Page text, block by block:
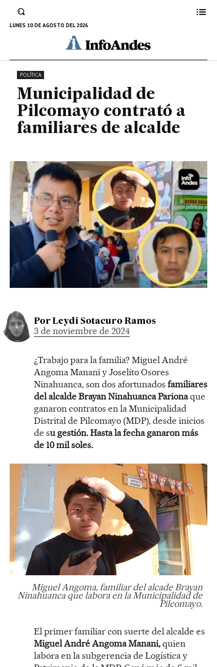
LUNES 10 DE AGOSTO DEL 2026
contrató a familiares de alcalde
3 DE NOVIEMBRE DE 2024
POLÍTICA
Municipalidad de
Pilcomayo contrató a
familiares de alcalde
Por Leydi Sotacuro Ramos
3 de noviembre de 2024
¿Trabajo para la familia? Miguel André
Angoma Manani y Joselito Osores
Ninahuanca, son dos afortunados familiares
del alcalde Brayan Ninahuanca Parionaque
ganaron contratos en la Municipalidad
Distrital de Pilcomayo (MDP), desde inicios
de su gestión. Hasta la fecha ganaron más
de 10 mil soles.
Miguel Angoma, familiar del alcade Brayan
Ninahuanca que labora en la Municipalidad de
Pilcomayo.
El primer familiar con suerte del alcalde es
Miguel André Angoma Manani,quien
labora en la subgerencia de Logística y